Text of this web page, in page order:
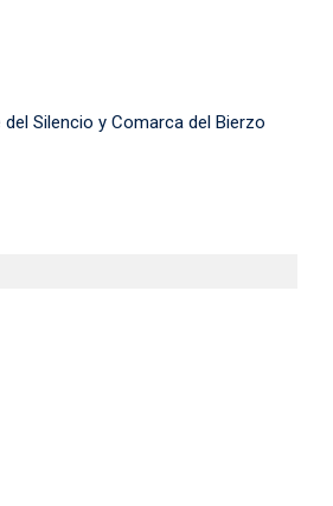
del Silencio y Comarca del Bierzo